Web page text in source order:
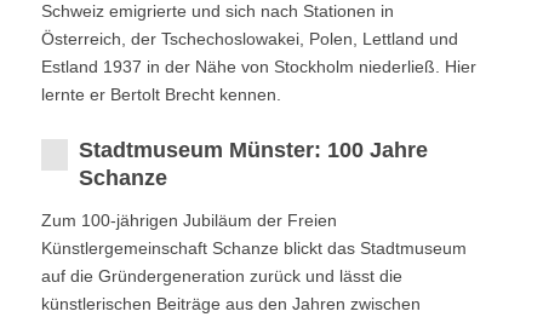
Schweiz emigrierte und sich nach Stationen in
Österreich, der Tschechoslowakei, Polen, Lettland und
Estland 1937 in der Nähe von Stockholm niederließ. Hier
lernte er Bertolt Brecht kennen.
Stadtmuseum Münster: 100 Jahre
Schanze
Zum 100-jährigen Jubiläum der Freien
Künstlergemeinschaft Schanze blickt das Stadtmuseum
auf die Gründergeneration zurück und lässt die
künstlerischen Beiträge aus den Jahren zwischen